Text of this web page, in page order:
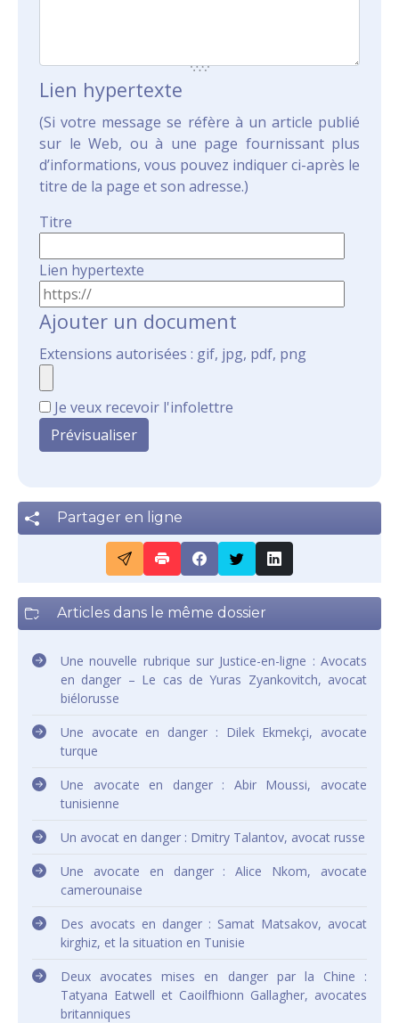
Lien hypertexte
(Si votre message se réfère à un article publié
sur le Web, ou à une page fournissant plus
d’informations, vous pouvez indiquer ci-après le
titre de la page et son adresse.)
Titre
Lien hypertexte
Ajouter un document
Extensions autorisées : gif, jpg, pdf, png
Je veux recevoir l'infolettre
Partager en ligne
Articles dans le même dossier
Une nouvelle rubrique sur Justice-en-ligne : Avocats
en danger – Le cas de Yuras Zyankovitch, avocat
biélorusse
Une avocate en danger : Dilek Ekmekçi, avocate
turque
Une avocate en danger : Abir Moussi, avocate
tunisienne
Un avocat en danger : Dmitry Talantov, avocat russe
Une avocate en danger : Alice Nkom, avocate
camerounaise
Des avocats en danger : Samat Matsakov, avocat
kirghiz, et la situation en Tunisie
Deux avocates mises en danger par la Chine :
Tatyana Eatwell et Caoilfhionn Gallagher, avocates
britanniques